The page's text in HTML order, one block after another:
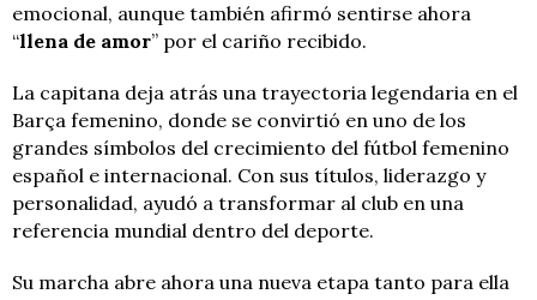
emocional, aunque también afirmó sentirse ahora
“llena de amor” por el cariño recibido.
La capitana deja atrás una trayectoria legendaria en el
Barça femenino, donde se convirtió en uno de los
grandes símbolos del crecimiento del fútbol femenino
español e internacional. Con sus títulos, liderazgo y
personalidad, ayudó a transformar al club en una
referencia mundial dentro del deporte.
Su marcha abre ahora una nueva etapa tanto para ella